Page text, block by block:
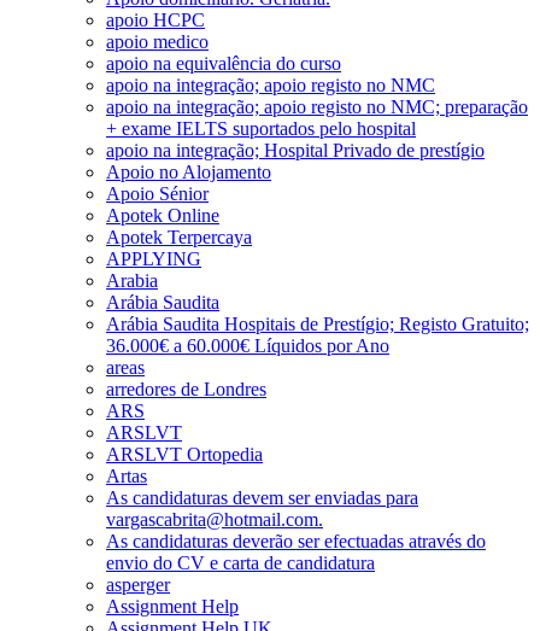
apoio HCPC
apoio medico
apoio na equivalência do curso
apoio na integração; apoio registo no NMC
apoio na integração; apoio registo no NMC; preparação
+ exame IELTS suportados pelo hospital
apoio na integração; Hospital Privado de prestígio
Apoio no Alojamento
Apoio Sénior
Apotek Online
Apotek Terpercaya
APPLYING
Arabia
Arábia Saudita
Arábia Saudita Hospitais de Prestígio; Registo Gratuito;
36.000€ a 60.000€ Líquidos por Ano
areas
arredores de Londres
ARS
ARSLVT
ARSLVT Ortopedia
Artas
As candidaturas devem ser enviadas para
vargascabrita@hotmail.com.
As candidaturas deverão ser efectuadas através do
envio do CV e carta de candidatura
asperger
Assignment Help